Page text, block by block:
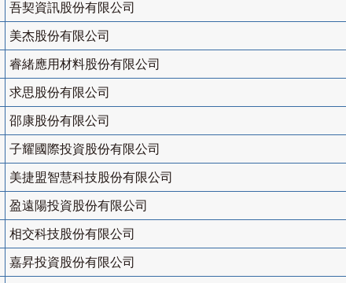
吾契資訊股份有限公司
美杰股份有限公司
睿緒應用材料股份有限公司
求思股份有限公司
邵康股份有限公司
子耀國際投資股份有限公司
美捷盟智慧科技股份有限公司
盈遠陽投資股份有限公司
相交科技股份有限公司
嘉昇投資股份有限公司